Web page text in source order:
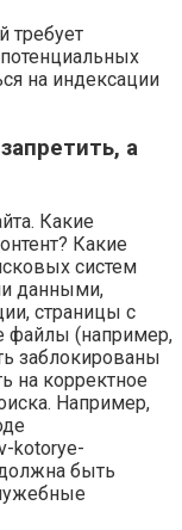
требует
на индексации
а
Какие
Какие
систем
данными,
страницы с
файлы (например,
заблокированы
на корректное
Например,
kotorye-
быть